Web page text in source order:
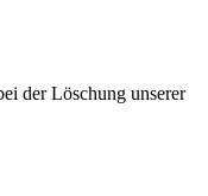
der Löschung unserer